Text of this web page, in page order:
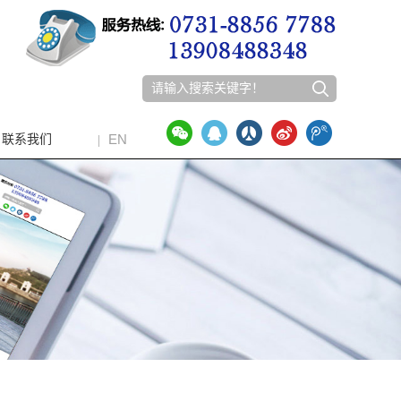
联系我们 | EN